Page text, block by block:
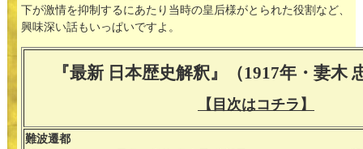
下が激情を抑制するにあたり当時の皇后様がとられた役割など、
興味深い話もいっぱいですよ。
『最新 日本歴史解釈』（1917年・妻木
【目次はコチラ】
難波遷都